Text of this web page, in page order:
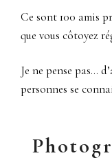
Ce sont 100 amis
que vous côtoyez
Je ne pense pas…
personnes se